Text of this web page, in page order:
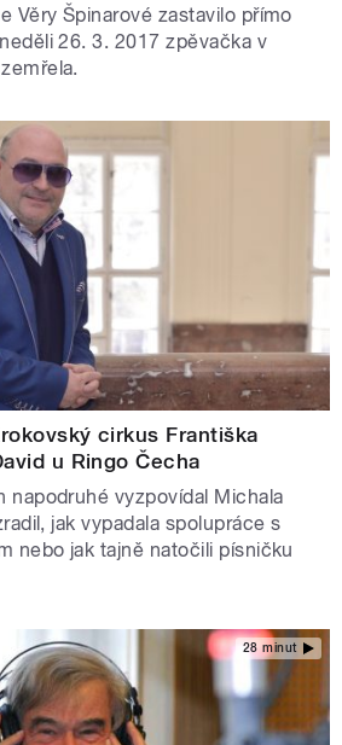
Věry Špinarové zastavilo přímo
26. 3. 2017 zpěvačka v
cirkus Františka
u Ringo Čecha
napodruhé vyzpovídal Michala
jak vypadala spolupráce s
nebo jak tajně natočili písničku
28 minut